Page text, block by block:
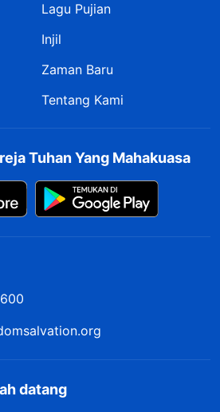
Lagu Pujian
Injil
Zaman Baru
Tentang Kami
Tuhan Yang Mahakuasa
datang